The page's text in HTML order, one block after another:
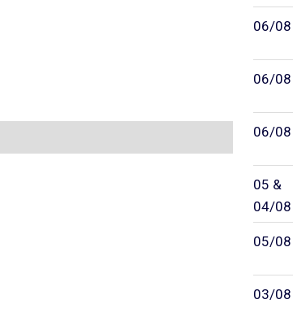
06/08
06/08
06/08
05 &
04/08
05/08
03/08